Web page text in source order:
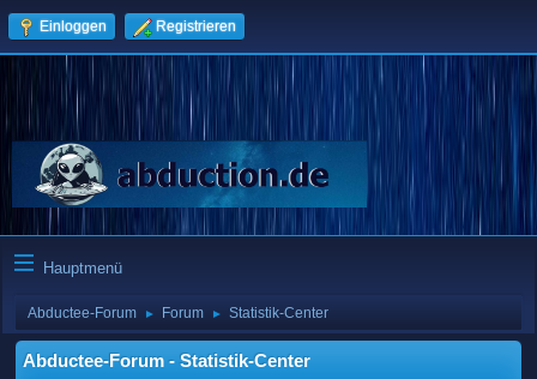
Einloggen Registrieren
Hauptmenü
Abductee-Forum ► Forum ► Statistik-Center
Abductee-Forum - Statistik-Center